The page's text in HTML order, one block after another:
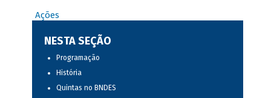
Ações
NESTA SEÇÃO
Programação
História
Quintas no BNDES